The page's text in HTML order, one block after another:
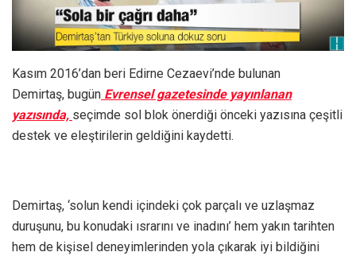
Kasım 2016’dan beri Edirne Cezaevi’nde bulunan
Demirtaş, bugün Evrensel gazetesinde yayınlanan
yazısında, seçimde sol blok önerdiği önceki yazısına çeşitli
destek ve eleştirilerin geldiğini kaydetti.
Demirtaş, ‘solun kendi içindeki çok parçalı ve uzlaşmaz
duruşunu, bu konudaki ısrarını ve inadını’ hem yakın tarihten
hem de kişisel deneyimlerinden yola çıkarak iyi bildiğini